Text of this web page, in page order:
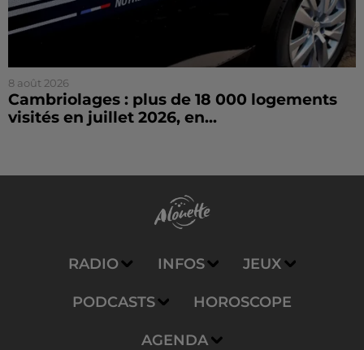
8 août 2026
Cambriolages : plus de 18 000 logements
visités en juillet 2026, en...
RADIO INFOS JEUX
PODCASTS HOROSCOPE
AGENDA